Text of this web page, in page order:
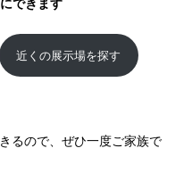
できます
近くの展示場を探す
るので、ぜひ一度ご家族で